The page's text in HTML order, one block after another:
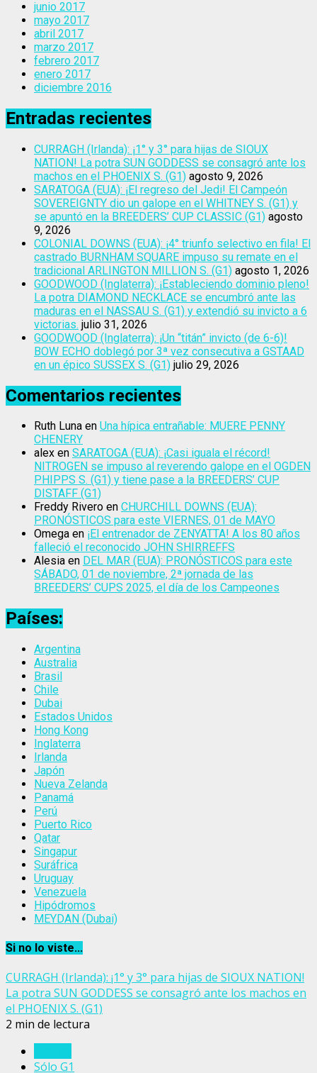
junio 2017
mayo 2017
abril 2017
marzo 2017
febrero 2017
enero 2017
diciembre 2016
Entradas recientes
CURRAGH (Irlanda): ¡1° y 3° para hijas de SIOUX
NATION! La potra SUN GODDESS se consagró ante los
machos en el PHOENIX S. (G1) agosto 9, 2026
SARATOGA (EUA): ¡El regreso del Jedi! El Campeón
SOVEREIGNTY dio un galope en el WHITNEY S. (G1) y
se apuntó en la BREEDERS’ CUP CLASSIC (G1) agosto
9, 2026
COLONIAL DOWNS (EUA): ¡4° triunfo selectivo en fila! El
castrado BURNHAM SQUARE impuso su remate en el
tradicional ARLINGTON MILLION S. (G1) agosto 1, 2026
GOODWOOD (Inglaterra): ¡Estableciendo dominio pleno!
La potra DIAMOND NECKLACE se encumbró ante las
maduras en el NASSAU S. (G1) y extendió su invicto a 6
victorias. julio 31, 2026
GOODWOOD (Inglaterra): ¡Un “titán” invicto (de 6-6)!
BOW ECHO doblegó por 3ª vez consecutiva a GSTAAD
en un épico SUSSEX S. (G1) julio 29, 2026
Comentarios recientes
Ruth Luna en Una hípica entrañable: MUERE PENNY
CHENERY
alex en SARATOGA (EUA): ¡Casi iguala el récord!
NITROGEN se impuso al reverendo galope en el OGDEN
PHIPPS S. (G1) y tiene pase a la BREEDERS’ CUP
DISTAFF (G1)
Freddy Rivero en CHURCHILL DOWNS (EUA):
PRONÓSTICOS para este VIERNES, 01 de MAYO
Omega en ¡El entrenador de ZENYATTA! A los 80 años
falleció el reconocido JOHN SHIRREFFS
Alesia en DEL MAR (EUA): PRONÓSTICOS para este
SÁBADO, 01 de noviembre, 2ª jornada de las
BREEDERS’ CUPS 2025, el día de los Campeones
Países:
Argentina
Australia
Brasil
Chile
Dubai
Estados Unidos
Hong Kong
Inglaterra
Irlanda
Japón
Nueva Zelanda
Panamá
Perú
Puerto Rico
Qatar
Singapur
Suráfrica
Uruguay
Venezuela
Hipódromos
MEYDAN (Dubai)
Si no lo viste...
CURRAGH (Irlanda): ¡1° y 3° para hijas de SIOUX NATION!
La potra SUN GODDESS se consagró ante los machos en
el PHOENIX S. (G1)
2 min de lectura
Sólo G1